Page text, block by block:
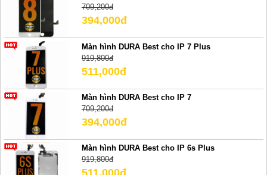
709,200đ
394,000đ
Màn hình DURA Best cho IP 7 Plus
919,800đ
511,000đ
Màn hình DURA Best cho IP 7
709,200đ
394,000đ
Màn hình DURA Best cho IP 6s Plus
919,800đ